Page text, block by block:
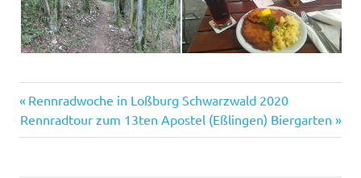
Beitragsnavigation
Vorheriger
Beitrag:
Rennradwoche in Loßburg Schwarzwald 2020
Nächster
Beitrag:
Rennradtour zum 13ten Apostel (Eßlingen) Biergarten